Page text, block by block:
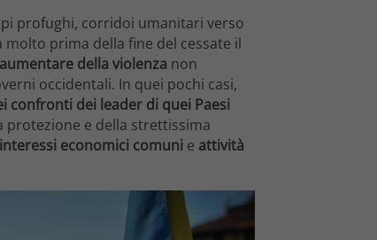
profughi, corridoi umanitari verso
molto prima della fine del cessate il
aumentare della violenza non
occidentali. In quei pochi casi,
confronti dei leader di quei Paesi
protezione e della strettissima
interessi economici comuni e attività